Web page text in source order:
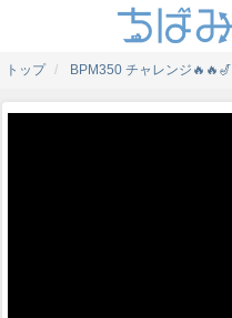
トップ BPM350 チャレンジ🔥🔥🎷